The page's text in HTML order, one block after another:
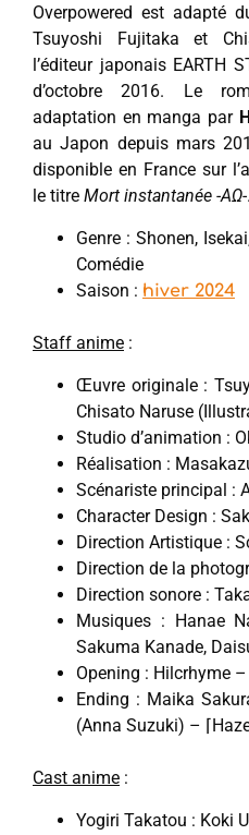
Overpowered est adapté
Tsuyoshi Fujitaka et
l’éditeur japonais EARTH
d’octobre 2016. Le
adaptation en manga par
au Japon depuis mars
disponible en France sur
le titre Mort instantanée -ΑΩ-.
Genre : Shonen,
Comédie
Saison : hiver 2024
Staff anime :
Œuvre originale :
Chisato Naruse
Studio d’animation :
Réalisation :
Scénariste principal :
Character Design :
Direction Artistique :
Direction de la
Direction sonore :
Musiques : Hanae
Sakuma Kanade,
Opening : Hilcrhyme –
Ending : Maika
(Anna Suzuki) –
Cast anime :
Yogiri Takatou : Koki